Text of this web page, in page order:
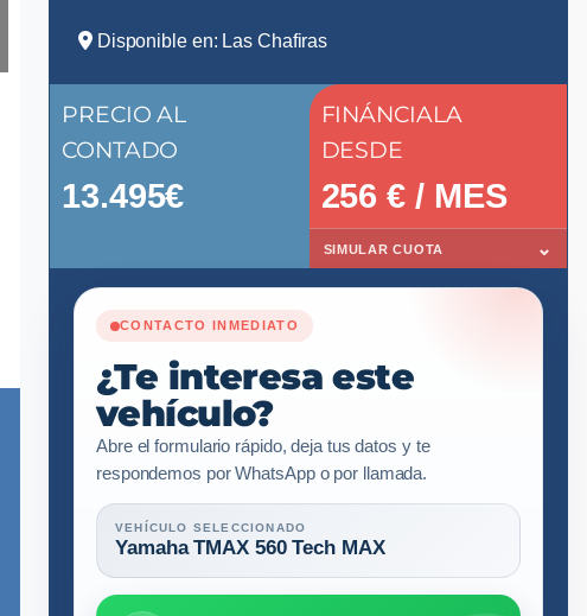
Disponible en: Las Chafiras
PRECIO AL
CONTADO
13.495€
FINÁNCIALA
DESDE
256 € / MES
SIMULAR CUOTA ⌄
CONTACTO INMEDIATO
¿Te interesa este
vehículo?
Abre el formulario rápido, deja tus datos y te
respondemos por WhatsApp o por llamada.
VEHÍCULO SELECCIONADO
Yamaha TMAX 560 Tech MAX